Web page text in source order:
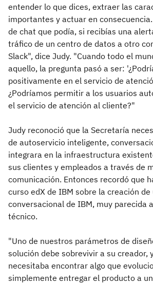
entender lo que dices, extraer las
importantes y actuar en
de chat que podía, si recibías una
tráfico de un centro de datos a otro
Slack", dice Judy. "Cuando todo el
aquello, la pregunta pasó a ser:
positivamente en el servicio de
¿Podríamos permitir a los usuarios
el servicio de atención al cliente?"
Judy reconoció que la Secretaría
de autoservicio inteligente,
integrara en la infraestructura
sus clientes y empleados a través de
comunicación. Entonces recordó que
curso edX de IBM sobre la creación de
conversacional de IBM, muy parecida
técnico.
"Uno de nuestros parámetros de
solución debe sobrevivir a su creador,
necesitaba encontrar algo que
simplemente entregar el producto a